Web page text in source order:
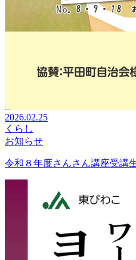
2026.02.25
くらし
お知らせ
令和８年度さんさん講座受講